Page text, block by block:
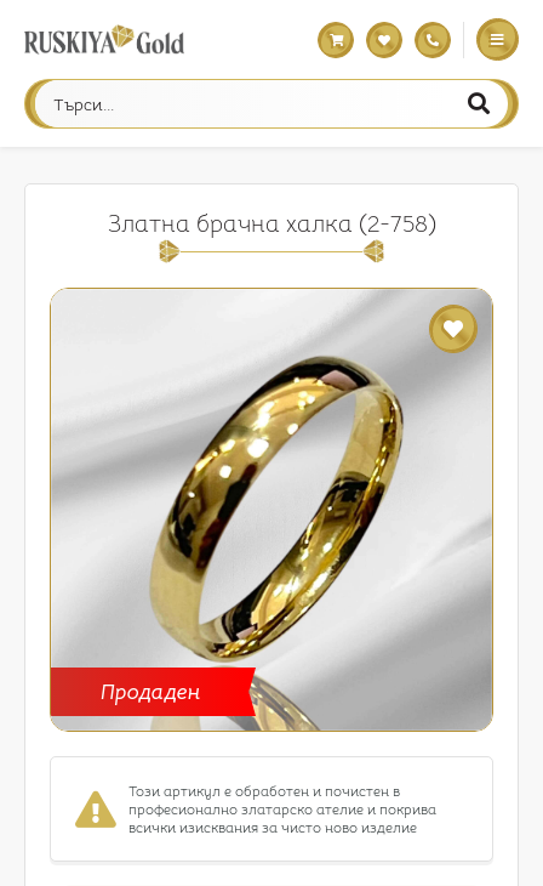
Златна брачна халка (2-758)
Продаден
Този артикул е обработен и почистен в
професионално златарско ателие и покрива
всички изисквания за чисто ново изделие